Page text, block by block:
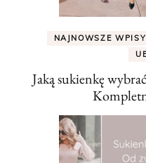
NAJNOWSZE WPISY
Jaką sukienkę